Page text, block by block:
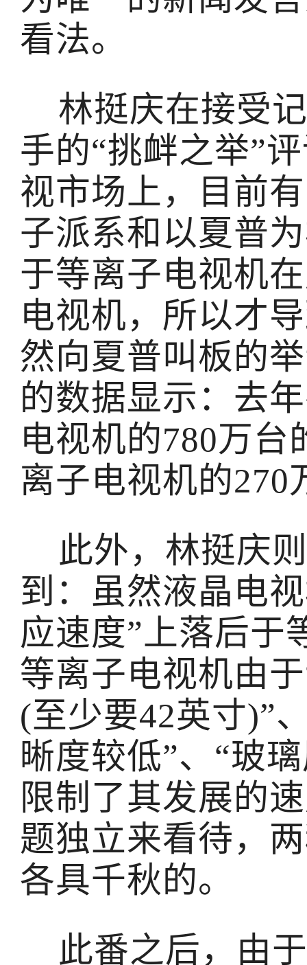
看法。
林挺庆在接受
手的“挑衅之举”
视市场上，目前
子派系和以夏普
于等离子电视机
电视机，所以才
然向夏普叫板的
的数据显示：去
电视机的780万
离子电视机的270
此外，林挺庆
到：虽然液晶电
应速度”上落后于
等离子电视机由
(至少要42英寸)”
晰度较低”、“玻
限制了其发展的
题独立来看待，
各具千秋的。
此番之后，由